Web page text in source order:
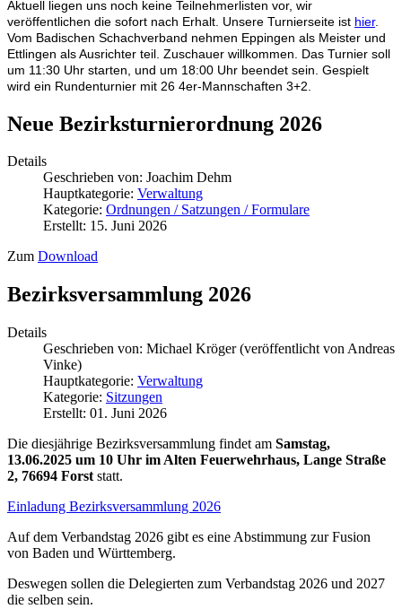
Aktuell liegen uns noch keine Teilnehmerlisten vor, wir
veröffentlichen die sofort nach Erhalt. Unsere Turnierseite ist hier.
Vom Badischen Schachverband nehmen Eppingen als Meister und
Ettlingen als Ausrichter teil. Zuschauer willkommen. Das Turnier soll
um 11:30 Uhr starten, und um 18:00 Uhr beendet sein. Gespielt
wird ein Rundenturnier mit 26 4er-Mannschaften 3+2.
Neue Bezirksturnierordnung 2026
Details
Geschrieben von: Joachim Dehm
Hauptkategorie: Verwaltung
Kategorie: Ordnungen / Satzungen / Formulare
Erstellt: 15. Juni 2026
Zum Download
Bezirksversammlung 2026
Details
Geschrieben von: Michael Kröger (veröffentlicht von Andreas
Vinke)
Hauptkategorie: Verwaltung
Kategorie: Sitzungen
Erstellt: 01. Juni 2026
Die diesjährige Bezirksversammlung findet am Samstag,
13.06.2025 um 10 Uhr im Alten Feuerwehrhaus, Lange Straße
2, 76694 Forst statt.
Einladung Bezirksversammlung 2026
Auf dem Verbandstag 2026 gibt es eine Abstimmung zur Fusion
von Baden und Württemberg.
Deswegen sollen die Delegierten zum Verbandstag 2026 und 2027
die selben sein.